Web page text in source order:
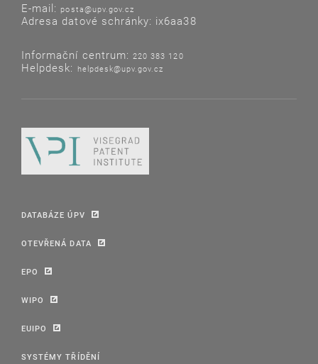
E-mail: posta@upv.gov.cz
Adresa datové schránky: ix6aa38
Informační centrum: 220 383 120
Helpdesk: helpdesk@upv.gov.cz
DATABÁZE ÚPV
OTEVŘENÁ DATA
EPO
WIPO
EUIPO
SYSTÉMY TŘÍDĚNÍ